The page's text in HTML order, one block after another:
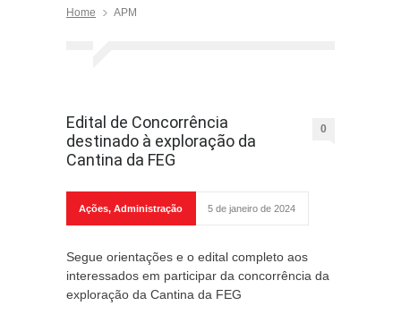
Home APM
Edital de Concorrência
destinado à exploração da
Cantina da FEG
0
Ações, Administração 5 de janeiro de 2024
Segue orientações e o edital completo aos
interessados em participar da concorrência da
exploração da Cantina da FEG